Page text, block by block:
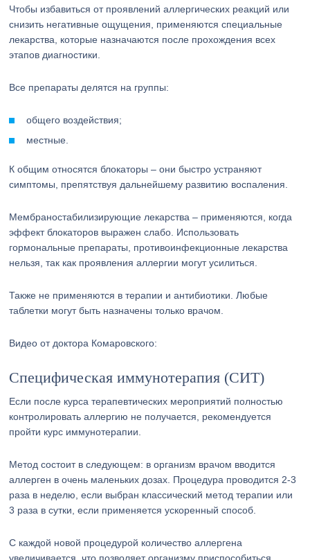
Чтобы избавиться от проявлений аллергических реакций или
снизить негативные ощущения, применяются специальные
лекарства, которые назначаются после прохождения всех
этапов диагностики.
Все препараты делятся на группы:
общего воздействия;
местные.
К общим относятся блокаторы – они быстро устраняют
симптомы, препятствуя дальнейшему развитию воспаления.
Мембраностабилизирующие лекарства – применяются, когда
эффект блокаторов выражен слабо. Использовать
гормональные препараты, противоинфекционные лекарства
нельзя, так как проявления аллергии могут усилиться.
Также не применяются в терапии и антибиотики. Любые
таблетки могут быть назначены только врачом.
Видео от доктора Комаровского:
Специфическая иммунотерапия (СИТ)
Если после курса терапевтических мероприятий полностью
контролировать аллергию не получается, рекомендуется
пройти курс иммунотерапии.
Метод состоит в следующем: в организм врачом вводится
аллерген в очень маленьких дозах. Процедура проводится 2-3
раза в неделю, если выбран классический метод терапии или
3 раза в сутки, если применяется ускоренный способ.
С каждой новой процедурой количество аллергена